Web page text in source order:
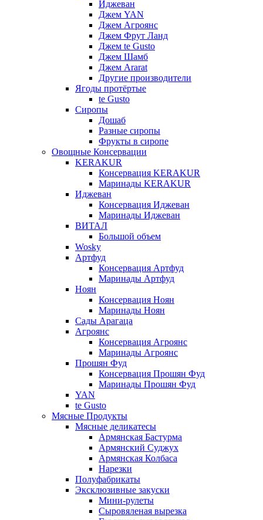
Иджеван
Джем YAN
Джем Агроянс
Джем Фрут Ланд
Джем te Gusto
Джем Шамб
Джем Ararat
Другие производители
Ягоды протёртые
te Gusto
Сиропы
Дошаб
Разные сиропы
Фрукты в сиропе
Овощные Консервации
KERAKUR
Консервация KERAKUR
Маринады KERAKUR
Иджеван
Консервация Иджеван
Маринады Иджеван
ВИТАЛ
Большой объем
Wosky
Артфуд
Консервация Артфуд
Маринады Артфуд
Ноян
Консервация Ноян
Маринады Ноян
Сады Арагаца
Агроянс
Консервация Агроянс
Маринады Агроянс
Прошян Фуд
Консервация Прошян Фуд
Маринады Прошян Фуд
YAN
te Gusto
Мясные Продукты
Мясные деликатесы
Армянская Бастурма
Армянский Суджух
Армянская Колбаса
Нарезки
Полуфабрикаты
Эксклюзивные закуски
Мини-рулеты
Сыровяленая вырезка